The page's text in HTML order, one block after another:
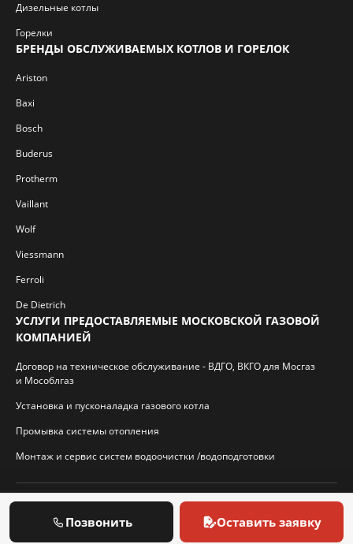
Дизельные котлы
Горелки
БРЕНДЫ ОБСЛУЖИВАЕМЫХ КОТЛОВ И ГОРЕЛОК
Ariston
Baxi
Bosch
Buderus
Protherm
Vaillant
Wolf
Viessmann
Ferroli
De Dietrich
УСЛУГИ ПРЕДОСТАВЛЯЕМЫЕ МОСКОВСКОЙ ГАЗОВОЙ
КОМПАНИЕЙ
Договор на техническое обслуживание - ВДГО, ВКГО для Мосгаз
и Мособлгаз
Установка и пусконаладка газового котла
Промывка системы отопления
Монтаж и сервис систем водоочистки /водоподготовки
© 2026 И.П. Кротиков С.А. Virtbridge.ru
Позвонить Оставить заявку